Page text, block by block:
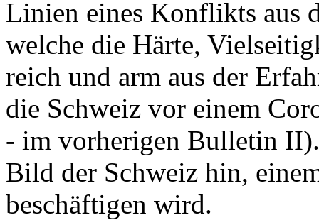
Linien eines Konflikts aus
welche die Härte,
reich und arm aus der
die Schweiz vor einem
- im vorherigen Bulletin
Bild der Schweiz hin,
beschäftigen wird.